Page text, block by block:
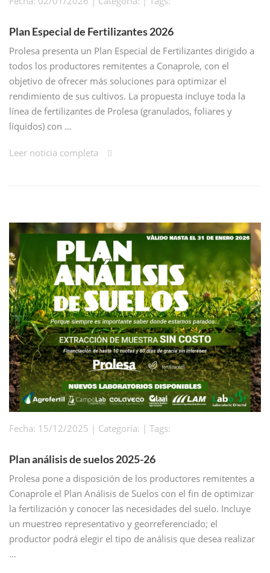
Plan Especial de Fertilizantes 2026
Prolesa presenta un Plan Especial de Fertilizantes dirigido a
todos los productores remitentes a Conaprole, con el
objetivo de ofrecer más soluciones para optimizar el
rendimiento de sus cultivos. La propuesta incluye toda la
línea de fertilizantes de Prolesa (granulados, foliares y
líquidos) con …
Leer noticia completa
Fecha: 15/12/2025 | Categoría: | Tags:
Plan análisis de suelos 2025-26
Prolesa pone a disposición de los productores remitentes a
Conaprole el Plan Análisis de Suelos con el fin de optimizar
la fertilización y conocer las necesidades del suelo. Incluye
un muestreo representativo y georreferenciado; el
productor podrá elegir el tipo de análisis que desea realizar
…